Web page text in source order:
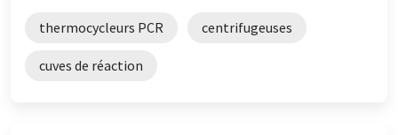
thermocycleurs PCR centrifugeuses
cuves de réaction